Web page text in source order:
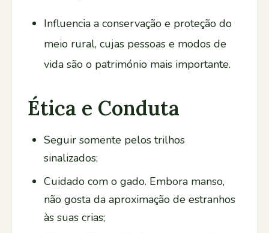
Influencia a conservação e proteção do
meio rural, cujas pessoas e modos de
vida são o património mais importante.
Ética e Conduta
Seguir somente pelos trilhos
sinalizados;
Cuidado com o gado. Embora manso,
não gosta da aproximação de estranhos
às suas crias;